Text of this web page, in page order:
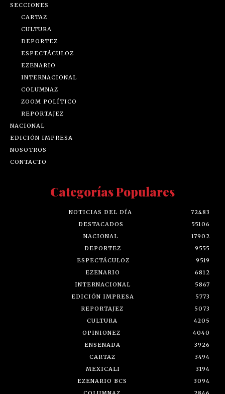
SECCIONES
CARTAZ
CULTURA
DEPORTEZ
ESPECTÁCULOZ
EZENARIO
INTERNACIONAL
COLUMNAZ
ZOOM POLÍTICO
REPORTAJEZ
NACIONAL
EDICIÓN IMPRESA
NOSOTROS
CONTACTO
Categorías Populares
NOTICIAS DEL DÍA
72483
DESTACADOS
55106
NACIONAL
17902
DEPORTEZ
9555
ESPECTÁCULOZ
9519
EZENARIO
6812
INTERNACIONAL
5867
EDICIÓN IMPRESA
5773
REPORTAJEZ
5073
CULTURA
4205
OPINIONEZ
4040
ENSENADA
3926
CARTAZ
3494
MEXICALI
3194
EZENARIO BCS
3094